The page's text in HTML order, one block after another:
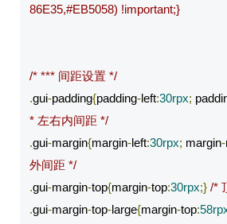
86E35,#EB5058) !important;}
/* *** 间距设置 */
.gui-padding{padding-left:30rpx;
* 左右内间距 */
.gui-margin{margin-left:30rpx; margin-
外间距 */
.gui-margin-top{margin-top:30rpx;} /*
.gui-margin-top-large{margin-top: